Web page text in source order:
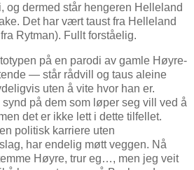
og dermed står hengeren Helleland
Det har vært taust fra Helleland
Rytman). Fullt forståelig.
på en parodi av gamle Høyre-
— står rådvill og taus aleine
uten å vite hvor han er.
på dem som løper seg vill ved å
det er ikke lett i dette tilfellet.
politisk karriere uten
har endelig møtt veggen. Nå
Høyre, trur eg…, men jeg veit